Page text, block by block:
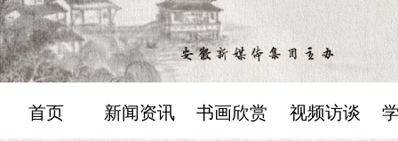
首页 新闻资讯 书画欣赏 视频访谈